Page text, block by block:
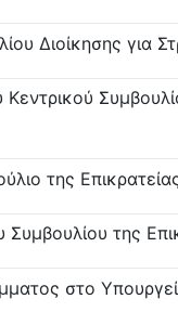
Διοίκησης για
της
της
στο